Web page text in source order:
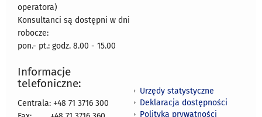
operatora)
Konsultanci są dostępni w dni
robocze:
pon.- pt.: godz. 8.00 - 15.00
Informacje
telefoniczne:
Centrala: +48 71 3716 300
Urzędy statystyczne
Deklaracja dostępności
Polityka prywatności